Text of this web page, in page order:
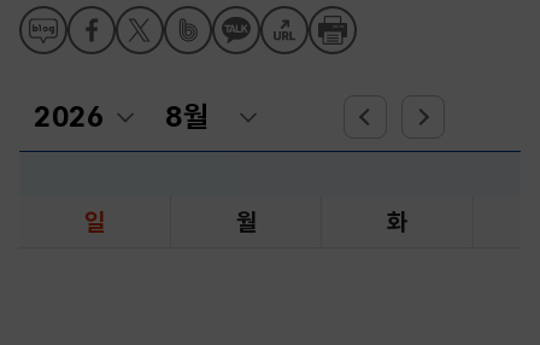
일 월 화